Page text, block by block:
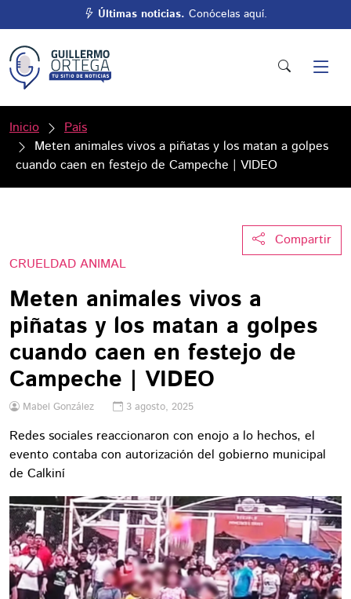
Últimas noticias. Conócelas aquí.
Inicio
País
Meten animales vivos a piñatas y los matan a golpes
cuando caen en festejo de Campeche | VIDEO
Compartir
CRUELDAD ANIMAL
Meten animales vivos a
piñatas y los matan a golpes
cuando caen en festejo de
Campeche | VIDEO
Mabel González 3 agosto, 2025
Redes sociales reaccionaron con enojo a lo hechos, el
evento contaba con autorización del gobierno municipal
de Calkiní